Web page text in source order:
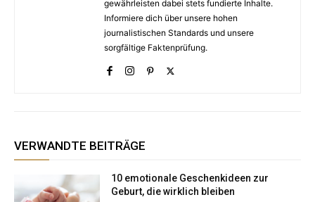
gewährleisten dabei stets fundierte Inhalte.
Informiere dich über unsere hohen
journalistischen Standards und unsere
sorgfältige Faktenprüfung.
VERWANDTE BEITRÄGE
10 emotionale Geschenkideen zur
Geburt, die wirklich bleiben